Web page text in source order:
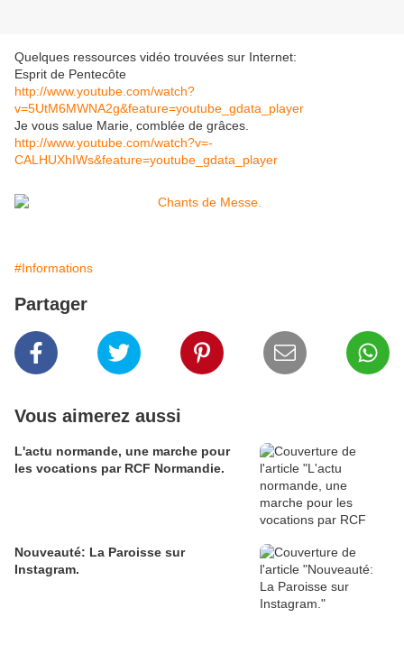
Quelques ressources vidéo trouvées sur Internet:
Esprit de Pentecôte
http://www.youtube.com/watch?
v=5UtM6MWNA2g&feature=youtube_gdata_player
Je vous salue Marie, comblée de grâces.
http://www.youtube.com/watch?v=-
CALHUXhIWs&feature=youtube_gdata_player
#Informations
Partager
Vous aimerez aussi
L'actu normande, une marche pour
les vocations par RCF Normandie.
Nouveauté: La Paroisse sur
Instagram.